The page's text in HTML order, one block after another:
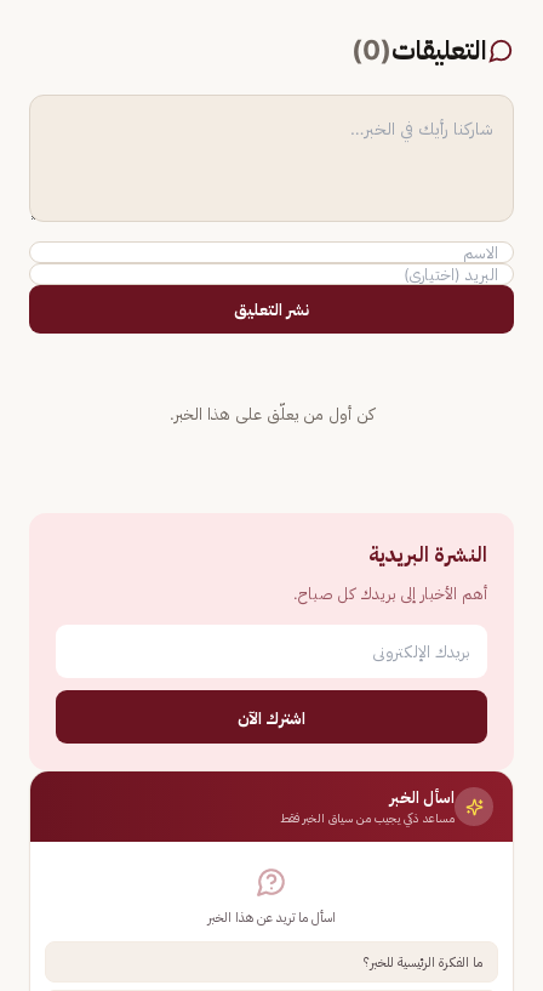
التعليقات(
0
)
نشر التعليق
كن أول من يعلّق على هذا الخبر.
النشرة البريدية
أهم الأخبار إلى بريدك كل صباح.
اشترك الآن
اسأل الخبر
مساعد ذكي يجيب من سياق الخبر فقط
اسأل ما تريد عن هذا الخبر
ما الفكرة الرئيسية للخبر؟